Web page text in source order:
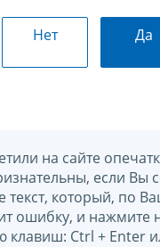
Нет Да
на сайте
если Вы
текст, который, по
ошибку, и нажмите
клавиш: Ctrl + Enter